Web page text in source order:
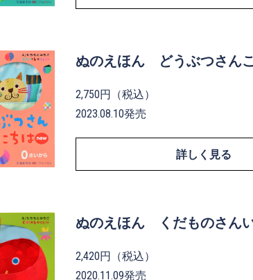
ぬのえほん どうぶつさん
2,750円（税込）
2023.08.10発売
詳しく見る
ぬのえほん くだものさん
2,420円（税込）
2020.11.09発売